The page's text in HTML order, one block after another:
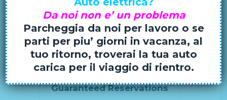
Guaranteed Reservations
Da noi non e’ un problema
Parcheggia da noi per lavoro o se
parti per piu’ giorni in vacanza, al
tuo ritorno, troverai la tua auto
carica per il viaggio di rientro.